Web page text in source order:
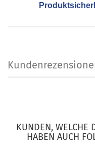
KUNDEN, WELCHE
HABEN AUCH